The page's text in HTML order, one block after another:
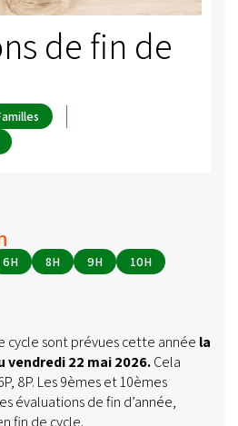
de fin de
6H 8H 9H 10H
cycle sont prévues cette année la
vendredi 22 mai 2026.Cela
8P. Les 9èmes et 10èmes
évaluations de fin d’année,
fin de cycle.